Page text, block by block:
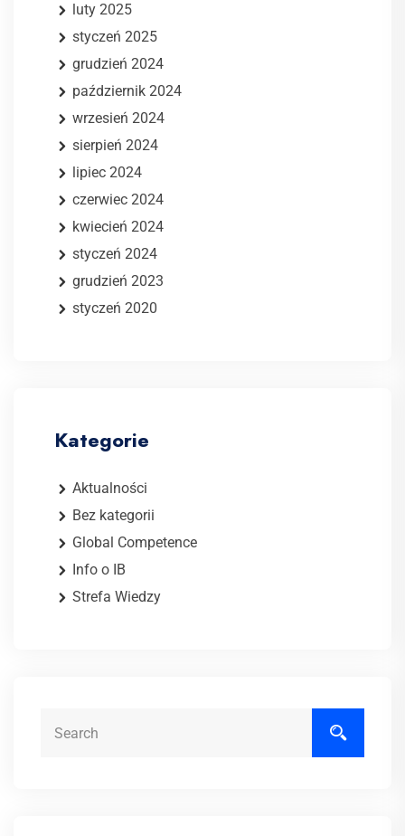
luty 2025
styczeń 2025
grudzień 2024
październik 2024
wrzesień 2024
sierpień 2024
lipiec 2024
czerwiec 2024
kwiecień 2024
styczeń 2024
grudzień 2023
styczeń 2020
Kategorie
Aktualności
Bez kategorii
Global Competence
Info o IB
Strefa Wiedzy